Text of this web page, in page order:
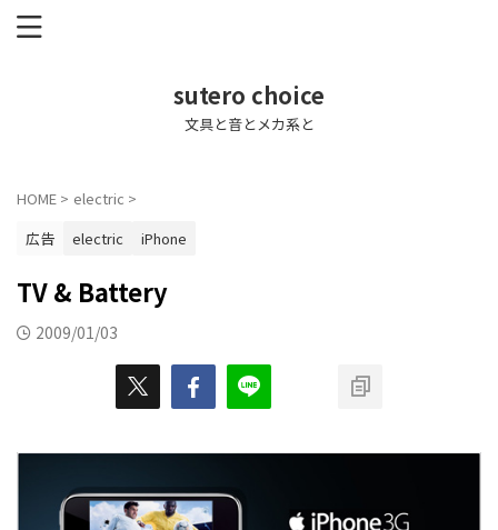
sutero choice
文具と音とメカ系と
HOME > electric >
広告
electric iPhone
TV & Battery
2009/01/03